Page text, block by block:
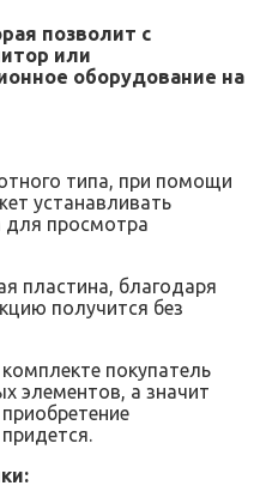
позволит с
или
оборудование на
типа, при помощи
устанавливать
просмотра
пластина, благодаря
получится без
покупатель
элементов, а значит